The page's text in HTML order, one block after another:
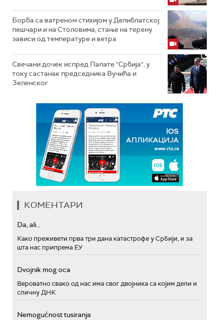
Борба са ватреном стихијом у Делиблатској
пешчари и на Столовима, стање на терену
зависи од температуре и ветра
Свечани дочек испред Палате "Србија", у
току састанак председника Вучића и
Зеленског
КОМЕНТАРИ
Da, ali...
Како преживети прва три дана катастрофе у Србији, и за
шта нас припрема ЕУ
Dvojnik mog oca
Вероватно свако од нас има свог двојника са којим дели и
сличну ДНК
Nemogućnost tusiranja